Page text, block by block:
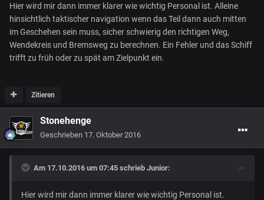
Hier wird mir dann immer klarer wie wichtig Personal ist. Alleine
hinsichtlich taktischer navigation wenn das Teil dann auch mitten
im Geschehen sein muss, sicher schwierig den richtigen Weg,
Wendekreis und Bremsweg zu berechnen. Ein Fehler und das Schiff
trifft zu früh oder zu spät am Zielpunkt ein.
Zitieren
Stonehenge
Geschrieben 17. Oktober 2016
Am 17.10.2016 um 07:45 schrieb Junior:
Hier wird mir dann immer klarer wie wichtig Personal ist.